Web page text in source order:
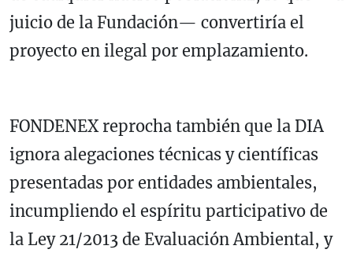
juicio de la Fundación— convertiría el
proyecto en ilegal por emplazamiento.
FONDENEX reprocha también que la DIA
ignora alegaciones técnicas y científicas
presentadas por entidades ambientales,
incumpliendo el espíritu participativo de
la Ley 21/2013 de Evaluación Ambiental, y